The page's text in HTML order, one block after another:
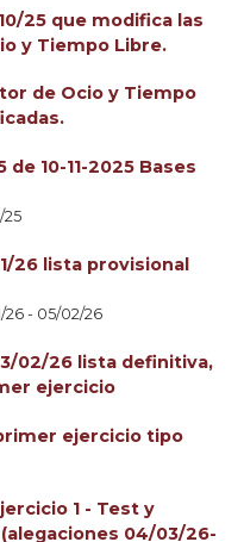
25 que modifica las
y Tiempo Libre.
de Ocio y Tiempo
de 10-11-2025 Bases
25
26 lista provisional
26 - 05/02/26
02/26 lista definitiva,
ejercicio
ejercicio tipo
1 - Test y
04/03/26-